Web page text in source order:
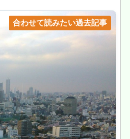
合わせて読みたい過去記事